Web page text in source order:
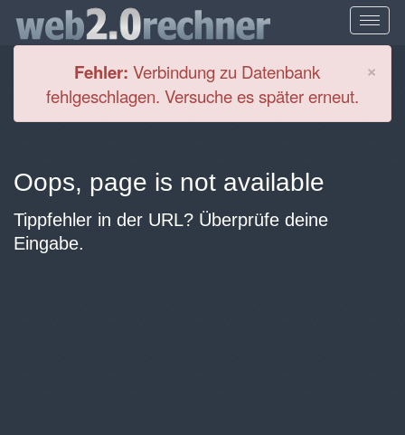
×
Fehler: Verbindung zu Datenbank
fehlgeschlagen. Versuche es später erneut.
Oops, page is not available
Tippfehler in der URL? Überprüfe deine
Eingabe.